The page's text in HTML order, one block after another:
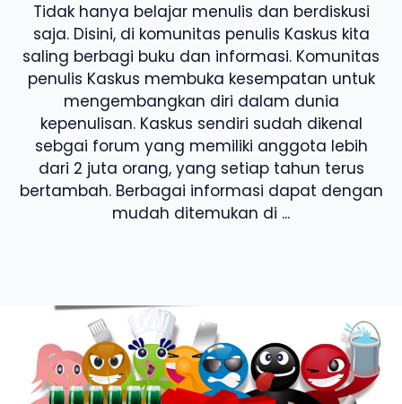
Tidak hanya belajar menulis dan berdiskusi
saja. Disini, di komunitas penulis Kaskus kita
saling berbagi buku dan informasi. Komunitas
penulis Kaskus membuka kesempatan untuk
mengembangkan diri dalam dunia
kepenulisan. Kaskus sendiri sudah dikenal
sebgai forum yang memiliki anggota lebih
dari 2 juta orang, yang setiap tahun terus
bertambah. Berbagai informasi dapat dengan
mudah ditemukan di ...